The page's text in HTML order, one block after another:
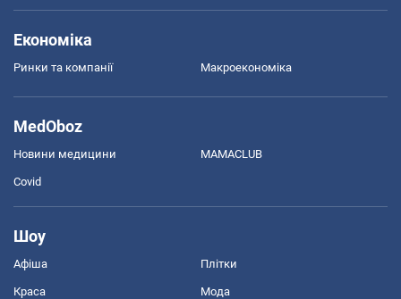
Економіка
Ринки та компанії Макроекономіка
MedOboz
Новини медицини MAMACLUB
Covid
Шоу
Афіша Плітки
Краса Мода